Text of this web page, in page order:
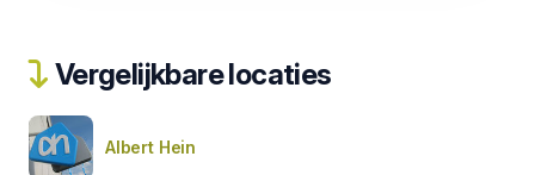
Vergelijkbare locaties
Albert Hein